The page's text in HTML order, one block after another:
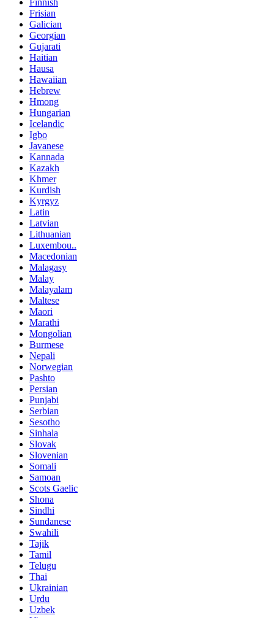
Finnish
Frisian
Galician
Georgian
Gujarati
Haitian
Hausa
Hawaiian
Hebrew
Hmong
Hungarian
Icelandic
Igbo
Javanese
Kannada
Kazakh
Khmer
Kurdish
Kyrgyz
Latin
Latvian
Lithuanian
Luxembou..
Macedonian
Malagasy
Malay
Malayalam
Maltese
Maori
Marathi
Mongolian
Burmese
Nepali
Norwegian
Pashto
Persian
Punjabi
Serbian
Sesotho
Sinhala
Slovak
Slovenian
Somali
Samoan
Scots Gaelic
Shona
Sindhi
Sundanese
Swahili
Tajik
Tamil
Telugu
Thai
Ukrainian
Urdu
Uzbek